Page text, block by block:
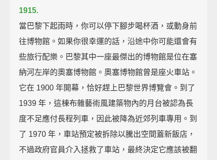
1915.
當巴黎下起雨時，你可以停下腳步喝杯酒，或動身前
往博物館。如果你很幸運的話，沿途中你可能還會有
些旅行配樂。巴黎其中一座最傑出的博物館是位在塞
納河左岸的奧塞博物館。奧塞博物館曾是座火車站。
它在 1900 年開幕，恰好趕上巴黎世界博覽會。到了
1939 年，這棟布雜藝術風建築物內的月台被認為長
度不足應付長程列車，因此被降為近郊列車專用。到
了 1970 年，車站預定被拆除以騰出空間蓋新飯店，
不過政府官員介入拯救了車站，最終決定它應該被翻